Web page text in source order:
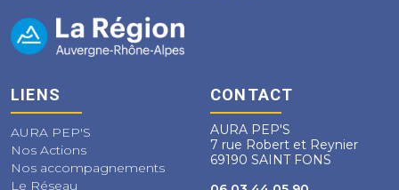
LIENS
AURA PEP'S
Nos Actions
Nos accompagnements
Le Réseau
CONTACT
AURA PEP'S
7 rue Robert et Reynier
69190 SAINT FONS